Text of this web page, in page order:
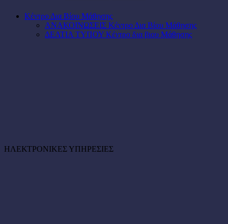
Κέντρο Δια Βίου Μάθησης
ΑΝΑΚΟΙΝΩΣΕΙΣ Κέντρο Δια Βίου Μάθησης
ΔΕΛΤΙΑ ΤΥΠΟΥ Κέντρο δια βιου Μάθησης
ΗΛΕΚΤΡΟΝΙΚΕΣ ΥΠΗΡΕΣΙΕΣ